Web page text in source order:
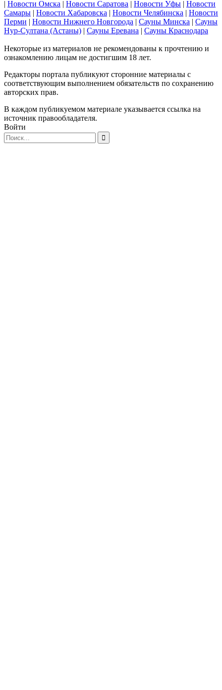
| Новости Омска | Новости Саратова | Новости Уфы | Новости
Самары | Новости Хабаровска | Новости Челябинска | Новости
Перми | Новости Нижнего Новгорода | Сауны Минска | Сауны
Нур-Султана (Астаны) | Сауны Еревана | Сауны Краснодара
Некоторые из материалов не рекомендованы к прочтению и
ознакомлению лицам не достигшим 18 лет.
Редакторы портала публикуют сторонние материалы с
соответствующим выполнением обязательств по сохранению
авторских прав.
В каждом публикуемом материале указывается ссылка на
источник правообладателя.
Войти